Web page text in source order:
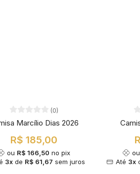
(0)
Marcílio Dias 2026
R$ 185,00
ou R$ 166,50 no pix
3xde R$ 61,67 sem juros
ou
Até 3x